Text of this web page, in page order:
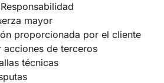
mayor
proporcionada por el cliente
acciones de terceros
técnicas